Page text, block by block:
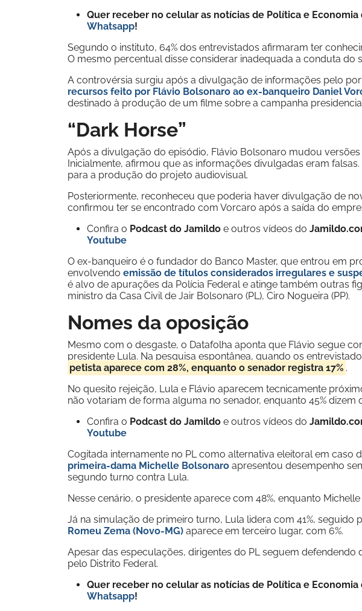
Quer receber no celular as notícias de Política e Economia
Whatsapp!
Segundo o instituto, 64% dos entrevistados afirmaram ter
O mesmo percentual disse considerar inadequada a conduta do
A controvérsia surgiu após a divulgação de informações pelo
recursos feito por Flávio Bolsonaro ao ex-banqueiro Daniel
destinado à produção de um filme sobre a campanha
“Dark Horse”
Após a divulgação do episódio, Flávio Bolsonaro mudou
Inicialmente, afirmou que as informações divulgadas eram
para a produção do projeto audiovisual.
Posteriormente, reconheceu que poderia haver divulgação de
confirmou ter se encontrado com Vorcaro após a saída do
Confira o Podcast do Jamildo e outros vídeos do
Youtube
O ex-banqueiro é o fundador do Banco Master, que entrou em
envolvendo emissão de títulos considerados irregulares e
é alvo de apurações da Polícia Federal e atinge também outras
ministro da Casa Civil de Jair Bolsonaro (PL), Ciro Nogueira (PP).
Nomes da oposição
Mesmo com o desgaste, o Datafolha aponta que Flávio segue
presidente Lula. Na pesquisa espontânea, quando os
petista aparece com 28%, enquanto o senador registra 17% .
No quesito rejeição, Lula e Flávio aparecem tecnicamente
não votariam de forma alguma no senador, enquanto 45%
Confira o Podcast do Jamildo e outros vídeos do
Youtube
Cogitada internamente no PL como alternativa eleitoral em caso
primeira-dama Michelle Bolsonaro apresentou desempenho
segundo turno contra Lula.
Nesse cenário, o presidente aparece com 48%, enquanto Michelle
Já na simulação de primeiro turno, Lula lidera com 41%, seguido
Romeu Zema (Novo-MG) aparece em terceiro lugar, com 6%.
Apesar das especulações, dirigentes do PL seguem
pelo Distrito Federal.
Quer receber no celular as notícias de Política e Economia
Whatsapp!